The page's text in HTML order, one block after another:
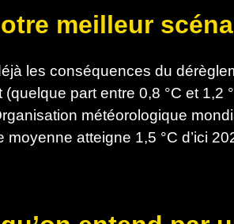
meilleur
les conséquences du
part entre 0,8 °C et 1,2
météorologique
moyenne atteigne 1,5 °C d’ici